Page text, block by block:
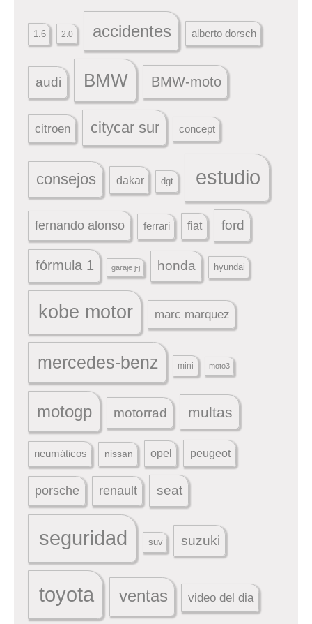
1.6 2.0 accidentes alberto dorsch
audi BMW BMW-moto
citroen citycar sur concept
consejos dakar dgt estudio
fernando alonso ferrari fiat ford
fórmula 1 garaje j-j honda hyundai
kobe motor marc marquez
mercedes-benz mini moto3
motogp motorrad multas
neumáticos nissan opel peugeot
porsche renault seat
seguridad suv suzuki
toyota ventas video del dia